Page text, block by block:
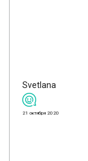
Svetlana
21 октября 2020